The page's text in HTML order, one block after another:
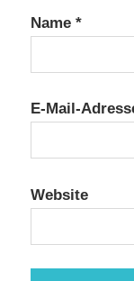
Name *
E-Mail-
Website